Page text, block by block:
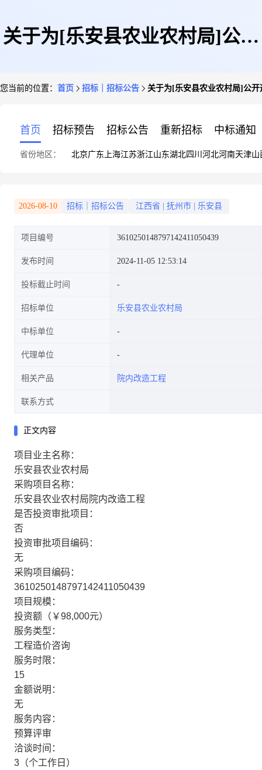
关于为[乐安县农业农村局]公开
您当前的位置： 首页 招标｜招标公告 关于为[乐安县农业农村局]公
首页 招标预告 招标公告 重新招标 中标通知
省份地区： 北京广东 上海江苏浙江山东湖北四川 河北河南天津山
2026-08-10 招标｜招标公告 江西省 抚州市 乐安县
项目编号 3610250148797142411050439
发布时间 2024-11-05 12:53:14
投标截止时间
招标单位 乐安县农业农村局
中标单位
代理单位
相关产品 院内改造工程
联系方式
正文内容
项目业主名称：
乐安县农业农村局
采购项目名称：
乐安县农业农村局院内改造工程
是否投资审批项目：
否
投资审批项目编码：
无
采购项目编码：
3610250148797142411050439
项目规模：
投资额（￥98,000元）
服务类型：
工程造价咨询
服务时限：
15
金额说明：
无
服务内容：
预算评审
洽谈时间：
3（个工作日）